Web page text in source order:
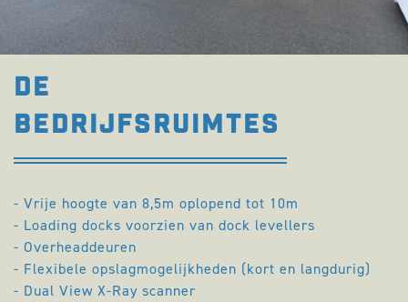
DE
BEDRijfsruimtes
- Vrije hoogte van 8,5m oplopend tot 10m
- Loading docks voorzien van dock levellers
- Overheaddeuren
- Flexibele opslagmogelijkheden (kort en langdurig)
- Dual View X-Ray scanner